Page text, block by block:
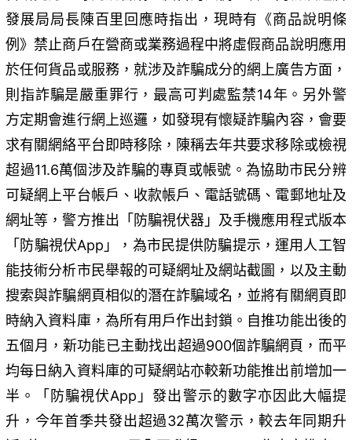
發展局局長陳百里回應時指出，現時有《商品說明條
例》禁止商戶在營商或業務過程中將虛假商品說明應用
於任何貨品或服務，就涉及詐騙成分的網上廣告方面，
則指詐騙是嚴重罪行，最高可判處監禁14年。另外警
方定期會進行網上巡邏，如發現有懷疑詐騙內容，會要
求有關網絡平台即時移除，陳稱去年共要求移除或檢視
超過11.6萬個涉及詐騙的專頁或帳號。為協助市民分辨
可疑網上平台帳戶、收款帳戶、電話號碼、電郵地址及
網址等，警方推出「防騙視伏器」及手機應用程式版本
「防騙視伏App」，為市民提供防騙提示，運用人工智
能技術分析市民舉報的可疑網址及網站截圖，以及主動
搜索與詐騙網頁相似的潛在詐騙域名，並將有關網頁即
時納入資料庫，為所有用戶作出封鎖。自推功能出後的
五個月，新功能已主動找出超過900個詐騙網頁，而平
均每日納入資料庫的可疑網站亦較新功能推出前增加一
半。「防騙視伏App」發出警示的數字亦因此大幅提
升，今年首季共發出超過32萬次警示，較去年同期升